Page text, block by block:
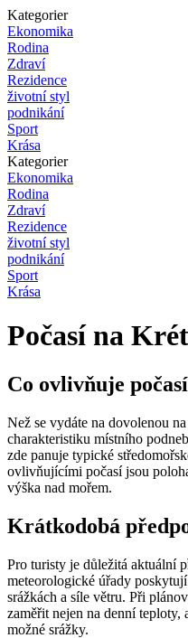
Kategorier
Ekonomika
Rodina
Zdraví
Rezidence
životní styl
podnikání
Sport
Krása
Kategorier
Ekonomika
Rodina
Zdraví
Rezidence
životní styl
podnikání
Sport
Krása
Počasí na
Co ovlivňuje
Než se vydáte na dovolenou
charakteristiku místního
zde panuje typické
ovlivňujícími počasí jsou
výška nad mořem.
Krátkodobá
Pro turisty je důležitá aktuální
meteorologické úřady
srážkách a síle větru. Při
zaměřit nejen na denní teploty,
možné srážky.